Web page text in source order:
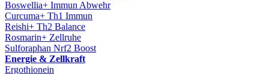
Boswellia+ Immun Abwehr
Curcuma+ Th1 Immun
Reishi+ Th2 Balance
Rosmarin+ Zellruhe
Sulforaphan Nrf2 Boost
Energie & Zellkraft
Ergothionein